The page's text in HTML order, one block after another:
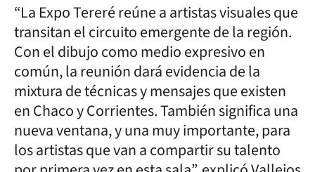
“La Expo Tereré reúne a artistas visuales que
transitan el circuito emergente de la región.
Con el dibujo como medio expresivo en
común, la reunión dará evidencia de la
mixtura de técnicas y mensajes que existen
en Chaco y Corrientes. También significa una
nueva ventana, y una muy importante, para
los artistas que van a compartir su talento